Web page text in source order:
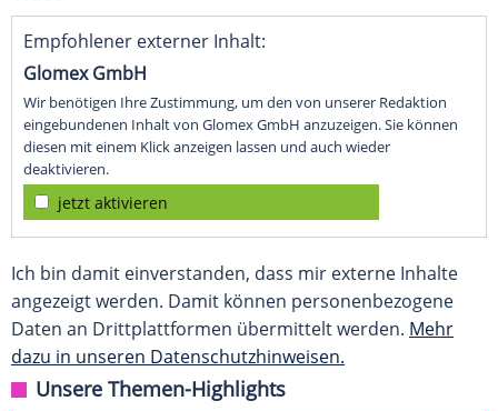
Empfohlener externer Inhalt:
Glomex GmbH
Wir benötigen Ihre Zustimmung, um den von unserer Redaktion
eingebundenen Inhalt von Glomex GmbH anzuzeigen. Sie können
diesen mit einem Klick anzeigen lassen und auch wieder
deaktivieren.
jetzt aktivieren
Ich bin damit einverstanden, dass mir externe Inhalte
angezeigt werden. Damit können personenbezogene
Daten an Drittplattformen übermittelt werden. Mehr
dazu in unseren Datenschutzhinweisen.
Unsere Themen-Highlights